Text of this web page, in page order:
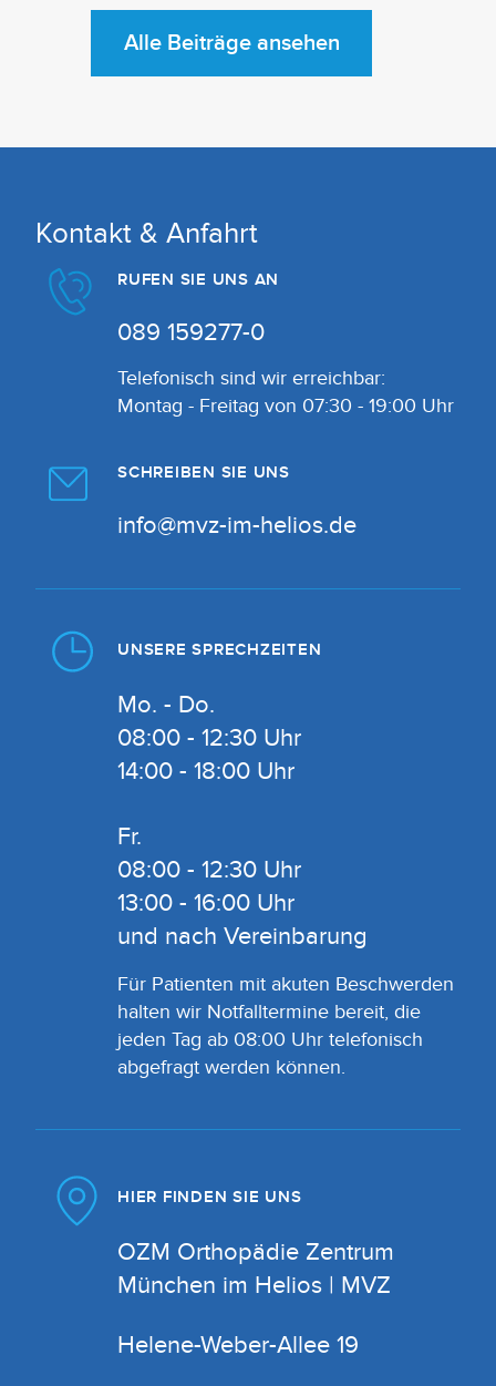
Alle Beiträge ansehen
Kontakt & Anfahrt
RUFEN SIE UNS AN
089 159277-0
Telefonisch sind wir erreichbar:
Montag - Freitag von 07:30 - 19:00 Uhr
SCHREIBEN SIE UNS
info@mvz-im-helios.de
UNSERE SPRECHZEITEN
Mo. - Do.
08:00 - 12:30 Uhr
14:00 - 18:00 Uhr
Fr.
08:00 - 12:30 Uhr
13:00 - 16:00 Uhr
und nach Vereinbarung
Für Patienten mit akuten Beschwerden
halten wir Notfalltermine bereit, die
jeden Tag ab 08:00 Uhr telefonisch
abgefragt werden können.
HIER FINDEN SIE UNS
OZM Orthopädie Zentrum
München im Helios | MVZ
Helene-Weber-Allee 19